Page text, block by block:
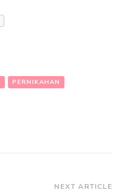
PERNIKAHAN
NEXT ARTICLE